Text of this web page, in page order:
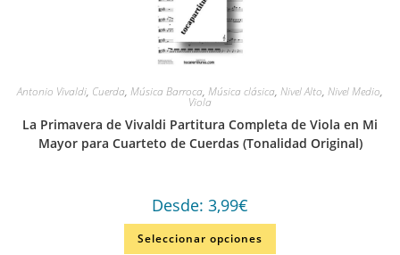
Antonio Vivaldi, Cuerda, Música Barroca, Música clásica, Nivel Alto, Nivel Medio,
Viola
La Primavera de Vivaldi Partitura Completa de Viola en Mi
Mayor para Cuarteto de Cuerdas (Tonalidad Original)
Desde: 3,99€
Seleccionar opciones